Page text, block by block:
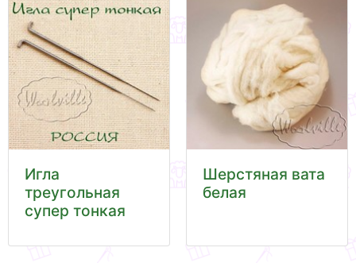
Игла
треугольная
супер тонкая
Шерстяная вата
белая